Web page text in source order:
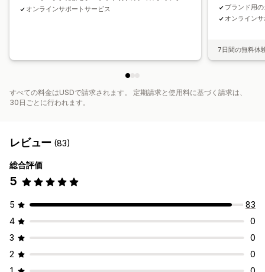
オンラインサポートサービス
ブランド用
オンライン
7日間の無料体
すべての料金はUSDで請求されます。 定期請求と使用料に基づく請求は、
30日ごとに行われます。
レビュー (83)
総合評価
5
5
83
4
0
3
0
2
0